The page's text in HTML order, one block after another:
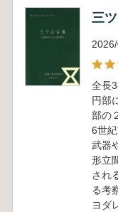
三
全長
円部
部の
6世
武器
形立
され
る考
ヨダ